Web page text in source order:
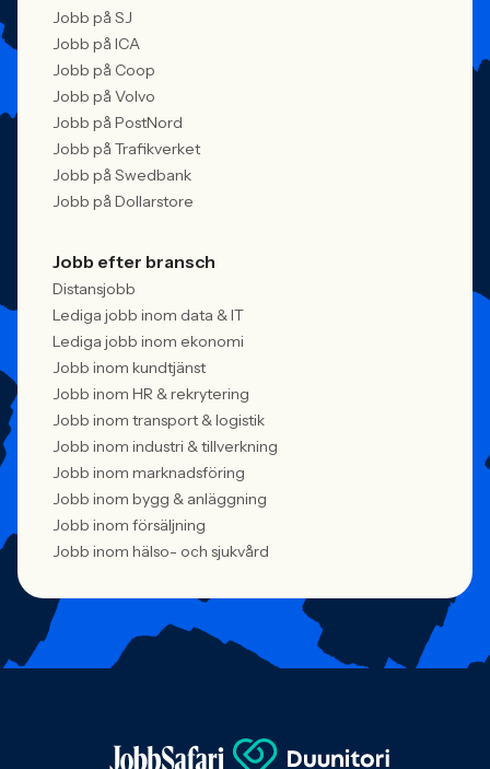
Jobb på SJ
Jobb på ICA
Jobb på Coop
Jobb på Volvo
Jobb på PostNord
Jobb på Trafikverket
Jobb på Swedbank
Jobb på Dollarstore
Jobb efter bransch
Distansjobb
Lediga jobb inom data & IT
Lediga jobb inom ekonomi
Jobb inom kundtjänst
Jobb inom HR & rekrytering
Jobb inom transport & logistik
Jobb inom industri & tillverkning
Jobb inom marknadsföring
Jobb inom bygg & anläggning
Jobb inom försäljning
Jobb inom hälso- och sjukvård